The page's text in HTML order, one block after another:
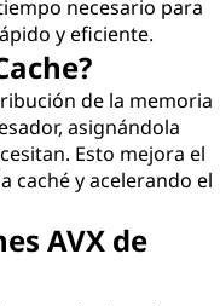
necesario para
y eficiente.
de la memoria
asignándola
Esto mejora el
caché y acelerando el
AVX de